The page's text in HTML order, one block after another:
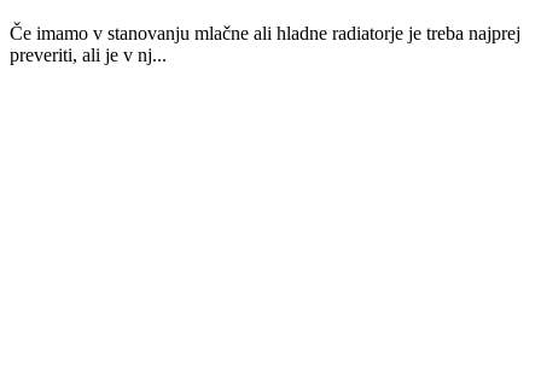
Če imamo v stanovanju mlačne ali hladne radiatorje je treba najprej
preveriti, ali je v nj...